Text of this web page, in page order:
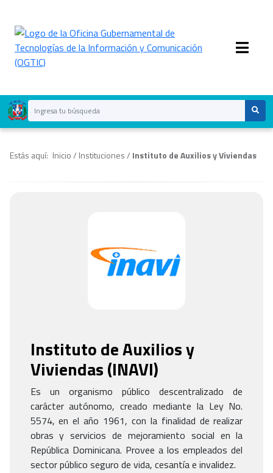
Estás aquí: Inicio/ Instituciones/ Instituto de Auxilios y Viviendas
Instituto de Auxilios y
Viviendas(INAVI)
Es un organismo público descentralizado de
carácter autónomo, creado mediante la Ley No.
5574, en el año 1961, con la finalidad de realizar
obras y servicios de mejoramiento social en la
República Dominicana. Provee a los empleados del
sector público seguro de vida, cesantía e invalidez.